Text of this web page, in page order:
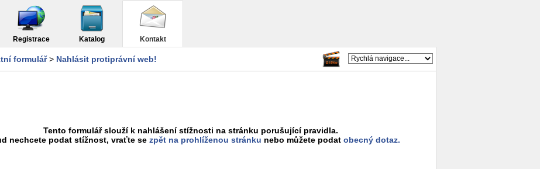
Registrace Katalog Kontakt
formulář> Nahlásit protiprávní web!
Tento formulář slouží k nahlášení stížnosti na stránku porušující pravidla.
nechcete podat stížnost, vraťte se zpět na prohlíženou stránku nebo můžete podat obecný dotaz.